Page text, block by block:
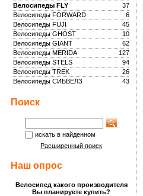
37
Велосипеды FLY
6
Велосипеды FORWARD
45
Велосипеды FUJI
10
Велосипеды GHOST
62
Велосипеды GIANT
127
Велосипеды MERIDA
94
Велосипеды STELS
26
Велосипеды TREK
43
Велосипеды СИБВЕЛЗ
Поиск
искать в найденном
Расширенный поиск
Наш опрос
Велосипед какого производителя
Вы планируете купить?